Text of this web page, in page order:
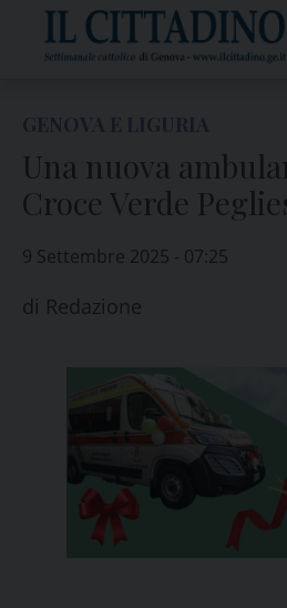
content
Una nuova
Croce Verde
9 Settembre 2025 - 07:25
di Redazione